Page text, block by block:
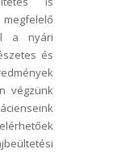
a nyári
és
végzünk